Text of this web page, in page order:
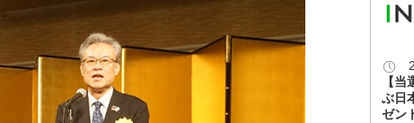
【
ぶ日
ゼン